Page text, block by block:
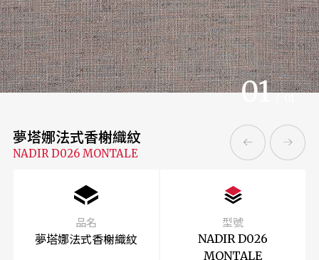
夢塔娜法式香榭織紋
NADIR D026 MONTALE
品名
夢塔娜法式香榭織紋
型號
NADIR D026
MONTALE
01